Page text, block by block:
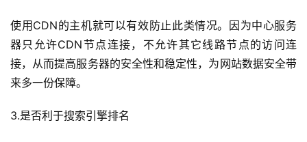
使用CDN的主机就可以有效防止此类情况。因为中心服务
器只允许CDN节点连接，不允许其它线路节点的访问连
接，从而提高服务器的安全性和稳定性，为网站数据安全带
来多一份保障。
3.是否利于搜索引擎排名